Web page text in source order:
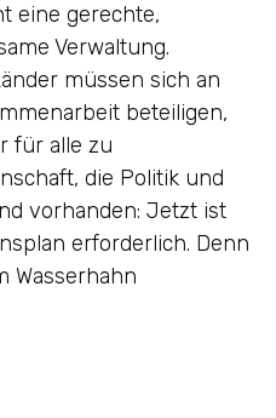
eine gerechte,
Verwaltung.
müssen sich an
beteiligen,
für alle zu
die Politik und
vorhanden: Jetzt ist
erforderlich. Denn
Wasserhahn